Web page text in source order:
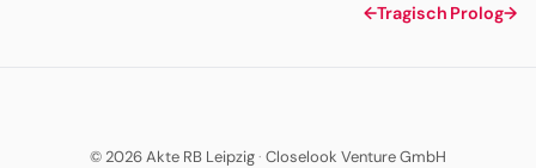
←Tragisch Prolog→
© 2026 Akte RB Leipzig· Closelook Venture GmbH